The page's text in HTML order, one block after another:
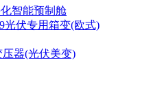
智能预制舱
光伏专用箱变(欧式)
压器(光伏美变)